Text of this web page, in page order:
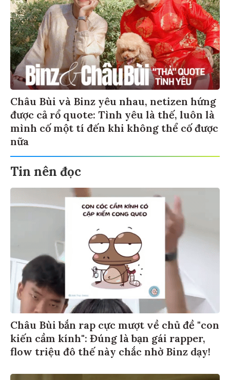
Châu Bùi và Binz yêu nhau, netizen hứng
được cả rổ quote: Tình yêu là thế, luôn là
mình cố một tí đến khi không thể cố được
nữa
Tin nên đọc
Châu Bùi bắn rap cực mượt về chủ đề "con
kiến cầm kính": Đúng là bạn gái rapper,
flow triệu đô thế này chắc nhờ Binz dạy!